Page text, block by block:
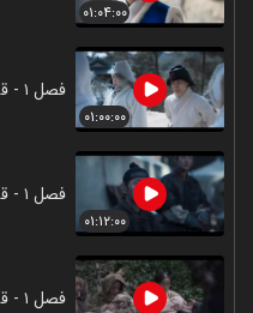
۰۱:۰۴:۰۰
۰۱:۰۰:۰۰
فصل ۱ - قسمت ۴
۰۱:۱۲:۰۰
فصل ۱ - قسمت ۵
فصل ۱ - قسمت ۶